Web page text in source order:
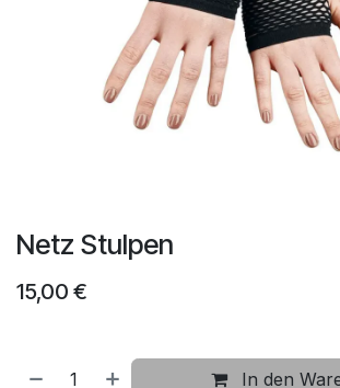
Netz Stulpen
15,00 €
In den